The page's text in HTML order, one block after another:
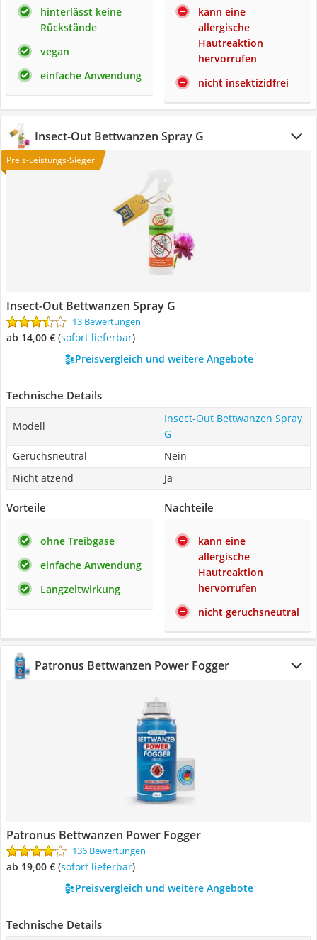
hinterlässt keine
Rückstände
vegan
einfache Anwendung
kann eine
allergische
Hautreaktion
hervorrufen
nicht insektizidfrei
Insect-Out Bettwanzen Spray G
Preis-Leistungs-Sieger
Insect-Out Bettwanzen Spray G
13 Bewertungen
ab 14,00 € ( Sofort lieferbar)
Preisvergleich und weitere Angebote
Technische Details
Modell
Insect-Out Bettwanzen Spray
G
Geruchsneutral
Nein
Nicht ätzend
Ja
Vorteile
ohne Treibgase
einfache Anwendung
Langzeitwirkung
Nachteile
kann eine
allergische
Hautreaktion
hervorrufen
nicht geruchsneutral
Patronus Bettwanzen Power Fogger
Patronus Bettwanzen Power Fogger
136 Bewertungen
ab 19,00 € ( Sofort lieferbar)
Preisvergleich und weitere Angebote
Technische Details